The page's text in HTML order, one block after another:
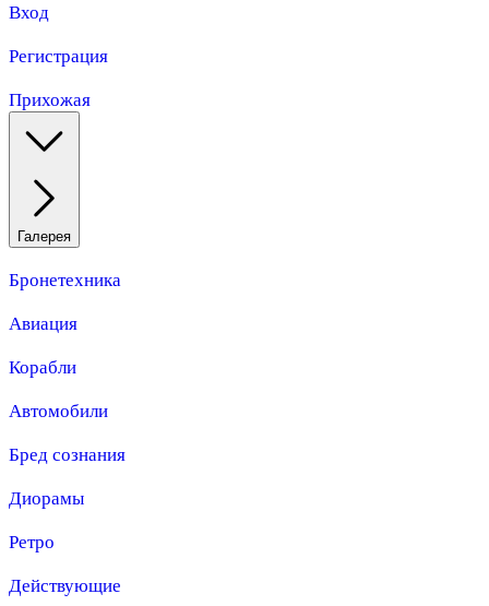
Вход
Регистрация
Прихожая
Галерея
Бронетехника
Авиация
Корабли
Автомобили
Бред сознания
Диорамы
Ретро
Действующие